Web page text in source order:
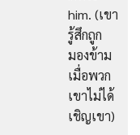
him. (เขา
รู้สึกถูก
มองข้าม
เมื่อพวก
เขาไม่ได้
เชิญเขา)